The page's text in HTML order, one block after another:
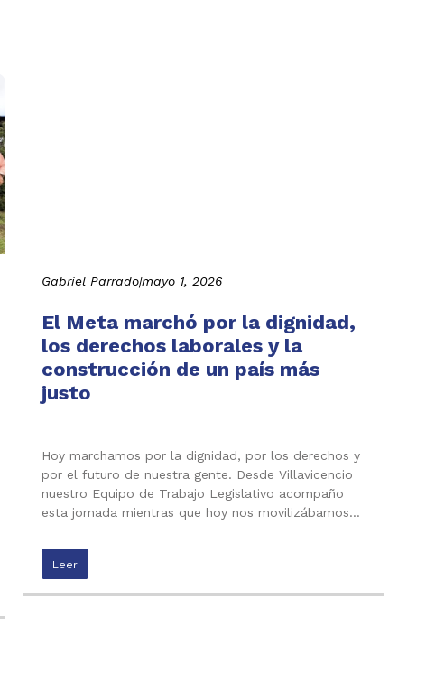
Gabriel Parrado|mayo 1, 2026
El Meta marchó por la dignidad,
los derechos laborales y la
construcción de un país más
justo
Hoy marchamos por la dignidad, por los derechos y
por el futuro de nuestra gente. Desde Villavicencio
nuestro Equipo de Trabajo Legislativo acompaño
esta jornada mientras que hoy nos movilizábamos…
Leer